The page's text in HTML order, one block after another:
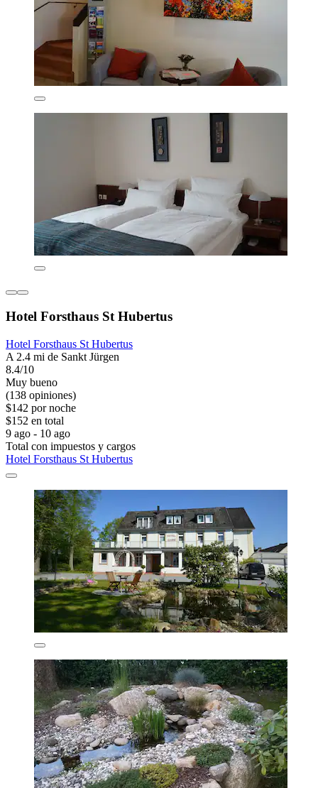
Hotel Forsthaus St Hubertus
Hotel Forsthaus St Hubertus
A 2.4 mi de Sankt Jürgen
8.4/10
Muy bueno
(138 opiniones)
$142 por noche
$152 en total
9 ago - 10 ago
Total con impuestos y cargos
Hotel Forsthaus St Hubertus